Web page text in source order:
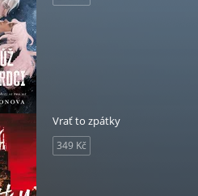
Vrať to zpátky
349 Kč